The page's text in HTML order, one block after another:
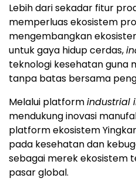
Lebih dari sekadar fitur
memperluas ekosistem
mengembangkan
untuk gaya hidup cerdas,
teknologi kesehatan guna
tanpa batas bersama
Melalui platformindustrial
mendukung inovasi
platform ekosistem
pada kesehatan dan
sebagai merek ekosistem
pasar global.